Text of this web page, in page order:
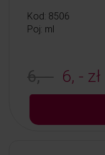
Kod: 8506
Poj: ml
6, - 6, - zł